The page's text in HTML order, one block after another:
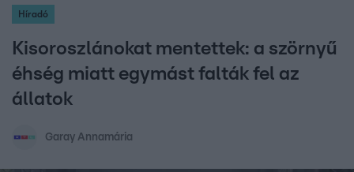
Híradó
Kisoroszlánokat mentettek: a szörnyű
éhség miatt egymást falták fel az
állatok
Garay Annamária